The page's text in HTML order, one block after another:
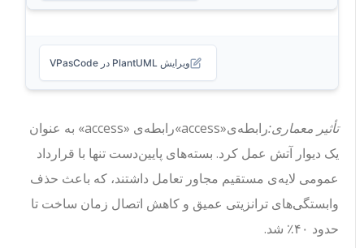
ویرایش PlantUML در VPasCode
تأثیر معماری:رابطه‌ی«access»
رابطه‌ی «access» به عنوان
یک دیوار آتش عمل کرد. بسته‌های پایین‌دست تنها با قرارداد
عمومی لایه‌ی مستقیم مجاور تعامل داشتند، که باعث حذف
وابستگی‌های ترانزیتی عمیق و کاهش اتصال زمان ساخت تا
حدود ۴۰٪ شد.